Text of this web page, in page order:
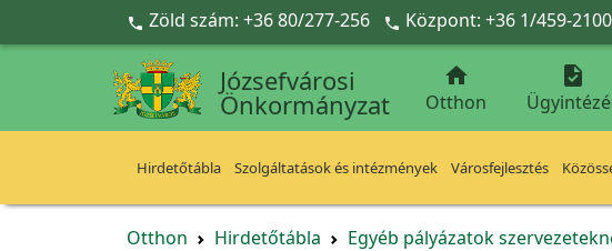
Ugrás a fő tartalomra
 Zöld szám: +36 80/277-256  Központ: +36 1/459-2100
Józsefvárosi
Önkormányzat

Otthon

Hirdetőtábla Szolgáltatások és intézmények Városfejlesztés
Otthon Hirdetőtábla Egyéb pályázatok